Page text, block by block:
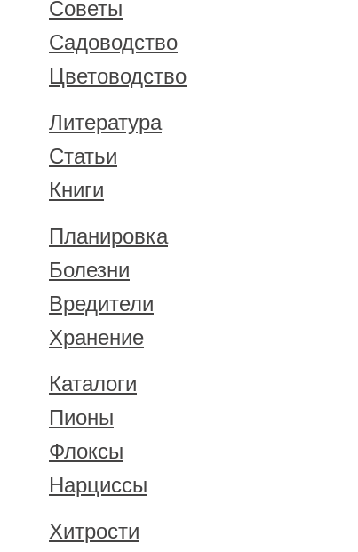
Советы
Садоводство
Цветоводство
Литература
Статьи
Книги
Планировка
Болезни
Вредители
Хранение
Каталоги
Пионы
Флоксы
Нарциссы
Хитрости